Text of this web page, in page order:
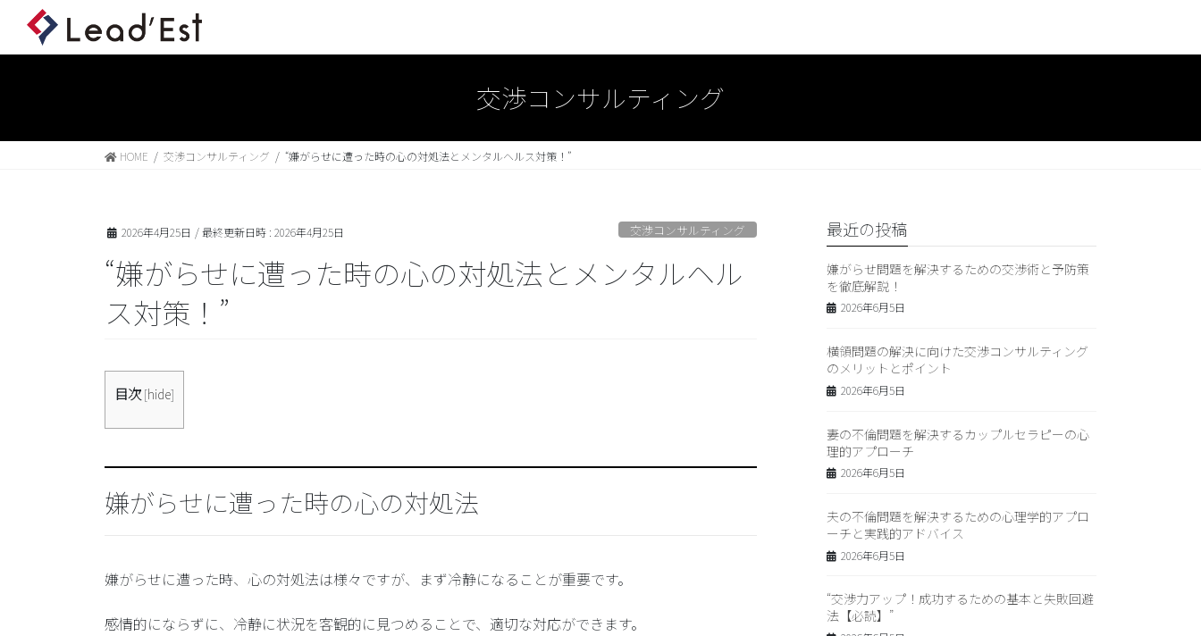
交渉コンサルティング
HOME 交渉コンサルティング “嫌がらせに遭った時の心の対処法とメンタルヘルス対策！”
2026年4月25日 / 最終更新日時 : 2026年4月25日 交渉コンサルティング
“嫌がらせに遭った時の心の対処法とメンタルヘル
ス対策！”
目次 [hide]
嫌がらせに遭った時の心の対処法
嫌がらせに遭った時、心の対処法は様々ですが、まず冷静になることが重要です。
感情的にならずに、冷静に状況を客観的に見つめることで、適切な対応ができます。
最近の投稿
嫌がらせ問題を解決するための交渉術と予防策
を徹底解説！
2026年6月5日
横領問題の解決に向けた交渉コンサルティング
のメリットとポイント
2026年6月5日
妻の不倫問題を解決するカップルセラピーの心
理的アプローチ
2026年6月5日
夫の不倫問題を解決するための心理学的アプロ
ーチと実践的アドバイス
2026年6月5日
“交渉力アップ！成功するための基本と失敗回避
法【必読】”